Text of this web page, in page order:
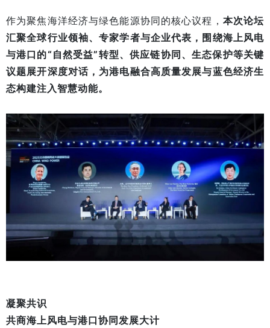
作为聚焦海洋经济与绿色能源协同的核心议程， 本次论坛
汇聚全球行业领袖、专家学者与企业代表，围绕海上风电
与港口的“自然受益”转型、供应链协同、生态保护等关键
议题展开深度对话，为港电融合高质量发展与蓝色经济生
态构建注入智慧动能。
凝聚共识
共商海上风电与港口协同发展大计